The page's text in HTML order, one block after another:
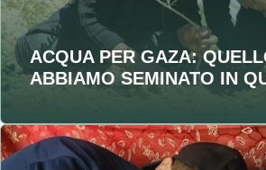
ACQUA PER GAZA:
ABBIAMO SEMINATO IN